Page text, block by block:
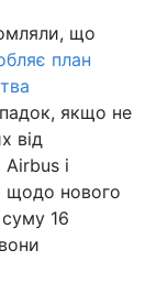
що
план
якщо не
від
Airbus і
щодо нового
16